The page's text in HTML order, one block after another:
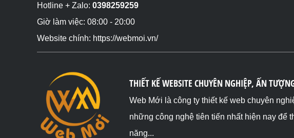
Hotline + Zalo: 0398259259
Giờ làm việc: 08:00 - 20:00
Website chính: https://webmoi.vn/
THIẾT KẾ WEBSITE CHUYÊN NGHIỆP, ẤN
Web Mới là công ty thiết kế web chuyên
những công nghệ tiên tiến nhất hiện nay để
năng...